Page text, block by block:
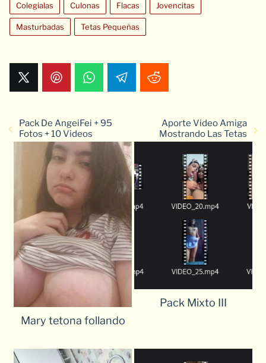
Colegialas Culonas Flacas Jovencitas
Masturbadas Tetas Pequeñas
Pack De AngeiFei + 95
Fotos + 10 Videos
Aporte Video Amiga
Mostrando Las Tetas
Mary tetona follando
Pack Mixto III